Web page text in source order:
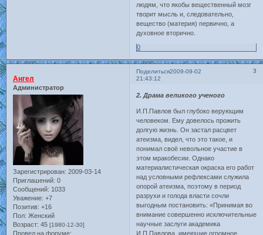
людям, что якобы вещественный мозг
творит мысль и, следовательно,
вещество (материя) первично, а
духовное вторично.
0
Поделиться 3
2009-09-02
21:43:12
Ангел
Администратор
Зарегистрирован: 2009-03-14
Приглашений: 0
Сообщений: 1033
Уважение: +7
Позитив: +16
Пол: Женский
Возраст: 45 [1980-12-30]
Провел на форуме:
2. Драма великого ученого
И.П.Павлов был глубоко верующим
человеком. Ему довелось прожить
долгую жизнь. Он застал расцвет
атеизма, видел, что это такое, и
понимал своё невольное участие в
этом мракобесии. Однако
материалистическая окраска его работ
над условными рефлексами служила
опорой атеизма, поэтому в период
разрухи и голода власти сочли
выгодным постановить: «Принимая во
внимание совершенно исключительные
научные заслуги академика
И.П.Павлова, имеющие огромное